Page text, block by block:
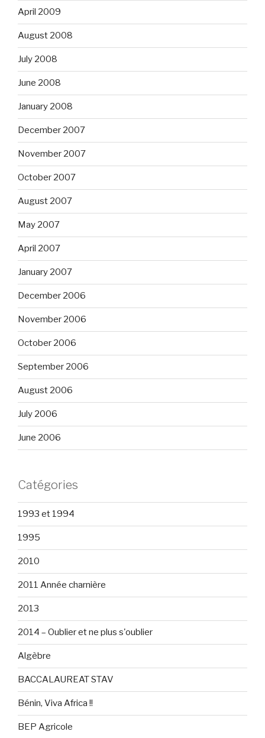
April 2009
August 2008
July 2008
June 2008
January 2008
December 2007
November 2007
October 2007
August 2007
May 2007
April 2007
January 2007
December 2006
November 2006
October 2006
September 2006
August 2006
July 2006
June 2006
Catégories
1993 et 1994
1995
2010
2011 Année charnière
2013
2014 – Oublier et ne plus s'oublier
Algèbre
BACCALAUREAT STAV
Bénin, Viva Africa !!
BEP Agricole